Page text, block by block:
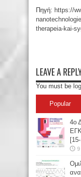
Πηγή: https://
therapeia-kai-
LEAVE A
You must be
Popular
4ο
9